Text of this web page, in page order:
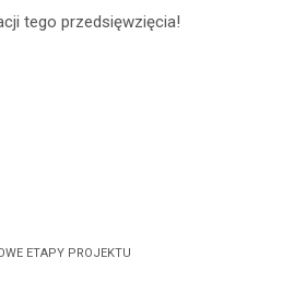
tego przedsięwzięcia!
ETAPY PROJEKTU